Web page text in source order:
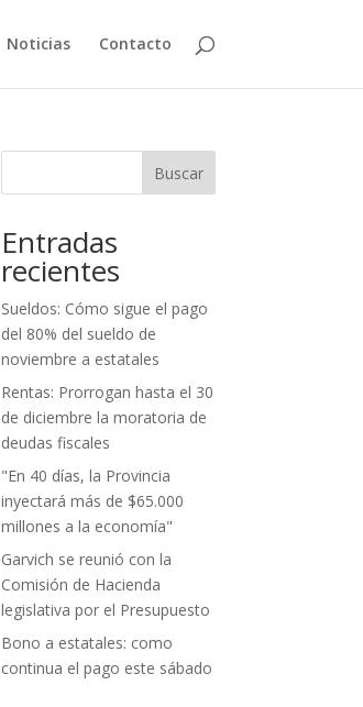
Noticias Contacto
Buscar
Entradas
recientes
Sueldos: Cómo sigue el pago
del 80% del sueldo de
noviembre a estatales
Rentas: Prorrogan hasta el 30
de diciembre la moratoria de
deudas fiscales
"En 40 días, la Provincia
inyectará más de $65.000
millones a la economía"
Garvich se reunió con la
Comisión de Hacienda
legislativa por el Presupuesto
Bono a estatales: como
continua el pago este sábado